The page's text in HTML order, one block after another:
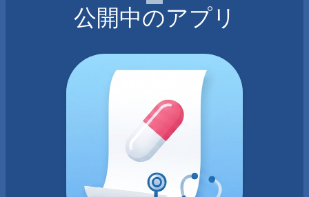
公開中のアプリ